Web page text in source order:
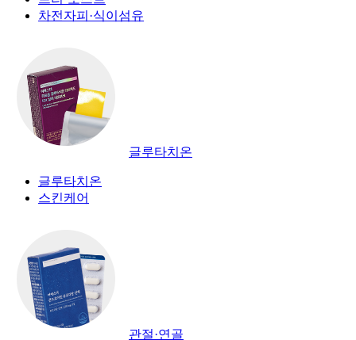
차전자피·식이섬유
글루타치온
글루타치온
스킨케어
관절·연골